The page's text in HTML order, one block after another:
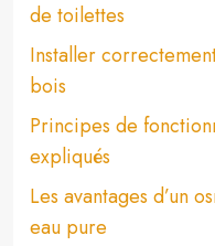
de toilettes
Installer
bois
Principes de
expliqués
Les avantages d’un
eau pure